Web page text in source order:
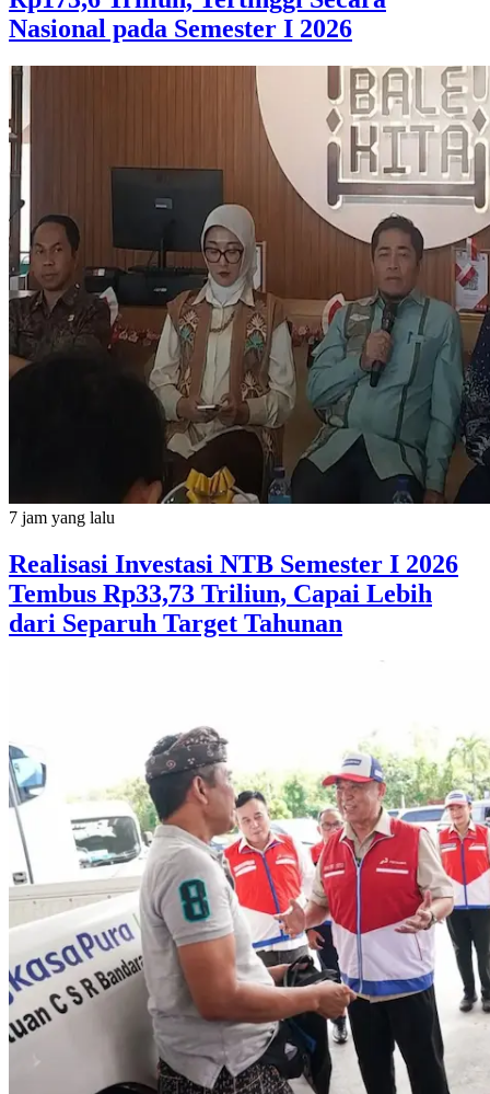
Nasional pada Semester I 2026
7 jam yang lalu
Realisasi Investasi NTB Semester I 2026
Tembus Rp33,73 Triliun, Capai Lebih
dari Separuh Target Tahunan